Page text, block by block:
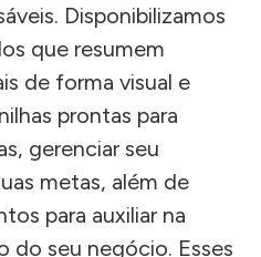
Disponibilizamos
que resumem
de forma visual e
prontas para
gerenciar seu
metas, além de
para auxiliar na
do seu negócio. Esses